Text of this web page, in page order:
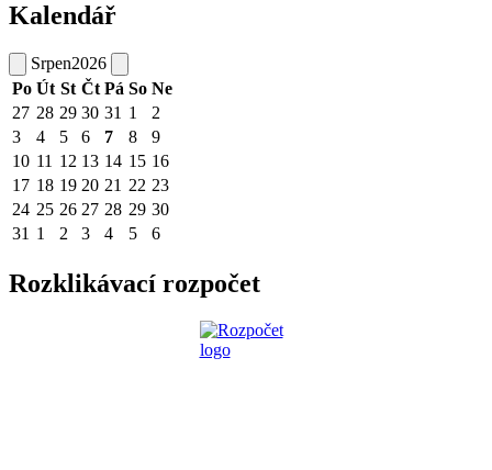
Kalendář
Srpen2026
Po Út St Čt Pá So Ne
27 28 29 30 31 1
2
3
4 5 6 7 8
9
10 11 12 13 14 15 16
17 18 19 20 21 22 23
24 25 26 27 28 29 30
31 1 2 3 4 5 6
Rozklikávací rozpočet